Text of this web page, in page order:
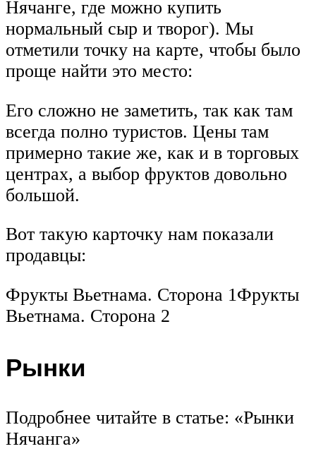
Нячанге, где можно купить
нормальный сыр и творог). Мы
отметили точку на карте, чтобы было
проще найти это место:
Его сложно не заметить, так как там
всегда полно туристов. Цены там
примерно такие же, как и в торговых
центрах, а выбор фруктов довольно
большой.
Вот такую карточку нам показали
продавцы:
Фрукты Вьетнама. Сторона 1Фрукты
Вьетнама. Сторона 2
Рынки
Подробнее читайте в статье: «Рынки
Нячанга»